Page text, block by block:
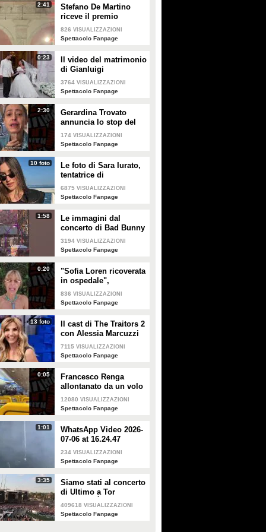
2:41
Stefano De Martino
riceve il premio
intitolato al padre
Enrico
826 VISUALIZZAZIONI
Spettacolo Fanpage
0:23
Il video del matrimonio
di Gianluigi
Donnarumma e Alessia
Elefante
3764 VISUALIZZAZIONI
Spettacolo Fanpage
2:30
Gerardina Trovato
annuncia lo stop del
tour per problemi di
salute
174 VISUALIZZAZIONI
Spettacolo Fanpage
10 foto
Le foto di Sara Iurato,
tentatrice di
Temptation Island 2026
6875 VISUALIZZAZIONI
Spettacolo Fanpage
1:58
Le immagini dal
concerto di Bad Bunny
a Milano
3194 VISUALIZZAZIONI
Spettacolo Fanpage
0:20
"Sofia Loren ricoverata
in ospedale",
Alessandra Mussolini
smentisce: "È serena e
836 VISUALIZZAZIONI
Spettacolo Fanpage
13 foto
Il cast di The Traitors 2
con Alessia Marcuzzi
7115 VISUALIZZAZIONI
Spettacolo Fanpage
0:05
Francesco Renga
allontanato da un volo
Ryanair dopo una
discussione con gli
12080 VISUALIZZAZIONI
Spettacolo Fanpage
1:01
WhatsApp Video 2026-
07-06 at 16.24.47
234 VISUALIZZAZIONI
Spettacolo Fanpage
3:35
Siamo stati al concerto
di Ultimo a Tor
Vergata: "È il giorno
che aspettavo, questa è
409618 VISUALIZZAZIONI
Spettacolo Fanpage